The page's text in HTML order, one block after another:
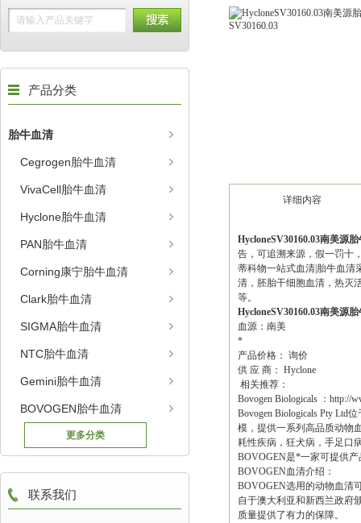
产品分类
胎牛血清
Cegrogen胎牛血清
VivaCell胎牛血清
Hyclone胎牛血清
PAN胎牛血清
Corning康宁胎牛血清
Clark胎牛血清
SIGMA胎牛血清
NTC胎牛血清
Gemini胎牛血清
BOVOGEN胎牛血清
更多分类
联系我们
详细内容
HycloneSV30160.03南美源
告，可追溯来源，假一罚十
蒂科物一站式血清|胎牛血清
清，胚胎干细胞血清，热灭
等。
HycloneSV30160.03南美源
血源：南美
*
产品价格： 询价
供 应 商： Hyclone
相关推荐：
Bovogen Biologicals ：http://
Bovogen Biologicals Pty Ltd
模，提供一系列高品质动物
耗性疾病，狂犬病，手足口
BOVOGEN是*一家可提供
BOVOGEN血清介绍：
BOVOGEN选用的动物血清
自于澳大利亚和新西兰政府
质量提供了有力的保障。